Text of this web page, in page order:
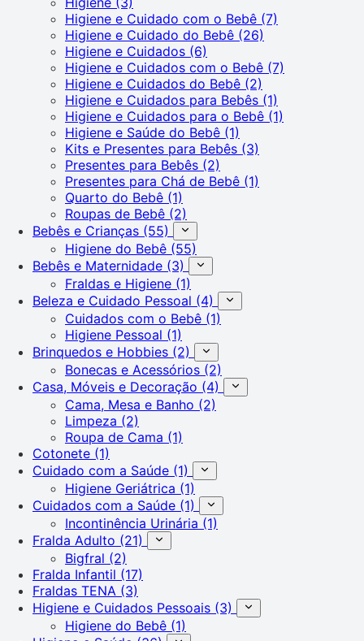
Higiene e Cuidado com o Bebê (7)
Higiene e Cuidado do Bebê (26)
Higiene e Cuidados (6)
Higiene e Cuidados com o Bebê (7)
Higiene e Cuidados do Bebê (2)
Higiene e Cuidados para Bebês (1)
Higiene e Cuidados para o Bebê (1)
Higiene e Saúde do Bebê (1)
Kits e Presentes para Bebês (3)
Presentes para Bebês (2)
Presentes para Chá de Bebê (1)
Quarto do Bebê (1)
Roupas de Bebê (2)
Bebês e Crianças (55)
Higiene do Bebê (55)
Bebês e Maternidade (3)
Fraldas e Higiene (1)
Beleza e Cuidado Pessoal (4)
Cuidados com o Bebê (1)
Higiene Pessoal (1)
Brinquedos e Hobbies (2)
Bonecas e Acessórios (2)
Casa, Móveis e Decoração (4)
Cama, Mesa e Banho (2)
Limpeza (2)
Roupa de Cama (1)
Cotonete (1)
Cuidado com a Saúde (1)
Higiene Geriátrica (1)
Cuidados com a Saúde (1)
Incontinência Urinária (1)
Fralda Adulto (21)
Bigfral (2)
Fralda Infantil (17)
Fraldas TENA (3)
Higiene e Cuidados Pessoais (3)
Higiene do Bebê (1)